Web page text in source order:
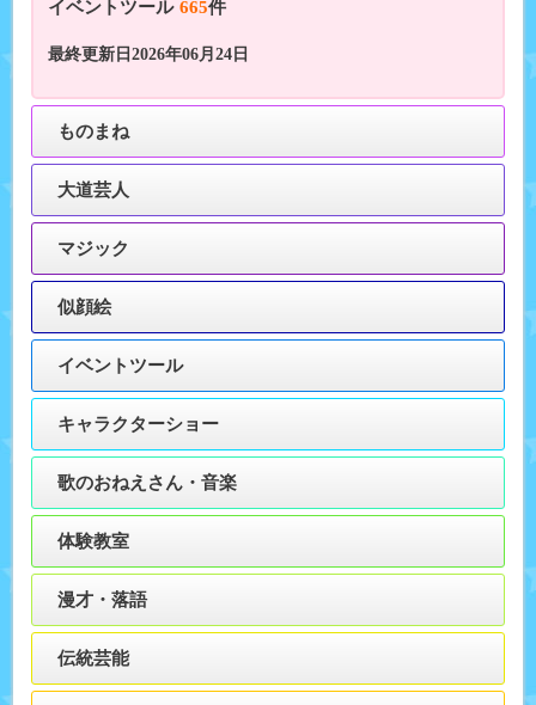
イベントツール 665件
最終更新日2026年06月24日
ものまね
大道芸人
マジック
似顔絵
イベントツール
キャラクターショー
歌のおねえさん・音楽
体験教室
漫才・落語
伝統芸能